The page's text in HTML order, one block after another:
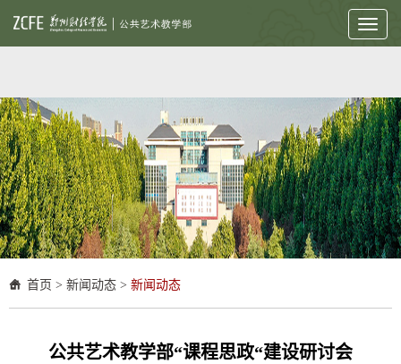
Toggle
首页 > 新闻动态 > 新闻动态
公共艺术教学部“课程思政“建设研讨会